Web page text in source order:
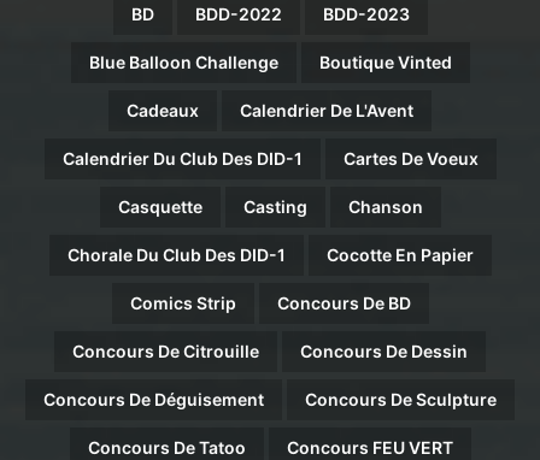
BD BDD-2022 BDD-2023
Blue Balloon Challenge Boutique Vinted
Cadeaux Calendrier De L'Avent
Calendrier Du Club Des DID-1 Cartes De Voeux
Casquette Casting Chanson
Chorale Du Club Des DID-1 Cocotte En Papier
Comics Strip Concours De BD
Concours De Citrouille Concours De Dessin
Concours De Déguisement Concours De Sculpture
Concours De Tatoo Concours FEU VERT